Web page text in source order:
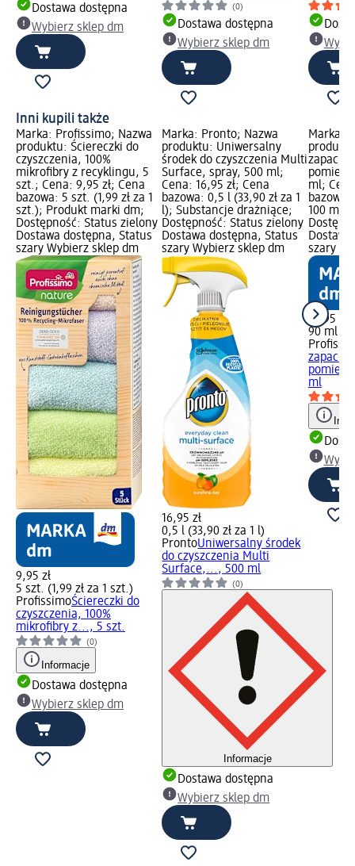
Dostawa dostępna
Wybierz sklep dm
(0)
Dostawa dostępna
Wybierz sklep dm
Inni kupili także
Marka: Profissimo; Nazwa
produktu: Ściereczki do
czyszczenia, 100%
mikrofibry z recyklingu, 5
szt.; Cena: 9,95 zł; Cena
bazowa: 5 szt. (1,99 zł za 1
szt.); Produkt marki dm;
Dostępność: Status zielony
Dostawa dostępna, Status
szary Wybierz sklep dm
9,95 zł
5 szt. (1,99 zł za 1 szt.)
ProfissimoŚciereczki do
czyszczenia, 100%
mikrofibry z..., 5 szt.
(0)
Informacje
Dostawa dostępna
Wybierz sklep dm
Marka: Pronto; Nazwa
produktu: Uniwersalny
środek do czyszczenia Multi
Surface, spray, 500 ml;
Cena: 16,95 zł; Cena
bazowa: 0,5 l (33,90 zł za 1
l); Substancje drażniące;
Dostępność: Status zielony
Dostawa dostępna, Status
szary Wybierz sklep dm
16,95 zł
0,5 l (33,90 zł za 1 l)
ProntoUniwersalny środek
do czyszczenia Multi
Surface,..., 500 ml
(0)
Informacje
Dostawa dostępna
Wybierz sklep dm
Marka:
ml;
bazowa:
100 ml);
szary
15,95 zł
90 ml
ml